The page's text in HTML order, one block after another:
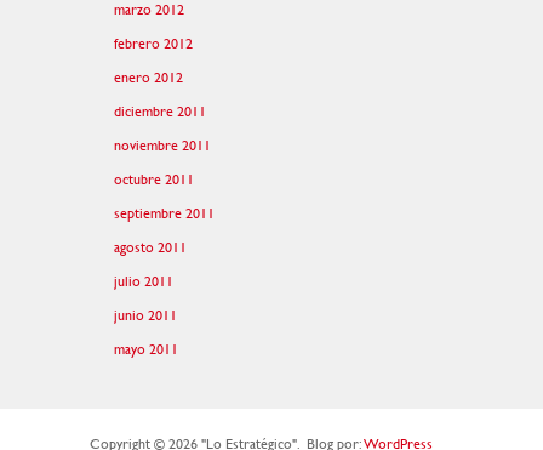
marzo 2012
febrero 2012
enero 2012
diciembre 2011
noviembre 2011
octubre 2011
septiembre 2011
agosto 2011
julio 2011
junio 2011
mayo 2011
Copyright © 2026 "Lo Estratégico". Blog por:WordPress